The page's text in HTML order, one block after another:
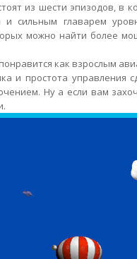
из шести эпизодов, в
и сильным главарем
можно найти более
как взрослым
и простота управления
Ну а если вам